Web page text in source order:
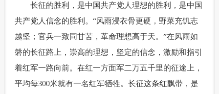
长征的胜利，是中国共产党人理想的胜利，是中国
共产党人信念的胜利。“风雨浸衣骨更硬，野菜充饥志
越坚；官兵一致同甘苦，革命理想高于天。”在风雨如
磐的长征路上，崇高的理想，坚定的信念，激励和指引
着红军一路向前。在红一方面军二万五千里的征途上，
平均每300米就有一名红军牺牲。长征这条红飘带，是